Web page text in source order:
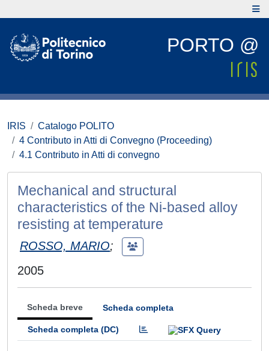
PORTO @
IRIS
Catalogo POLITO
4 Contributo in Atti di Convegno (Proceeding)
4.1 Contributo in Atti di convegno
Mechanical and structural
characteristics of the Ni-based alloy
resisting at temperature
ROSSO, MARIO;
2005
Scheda breve Scheda completa
Scheda completa (DC)